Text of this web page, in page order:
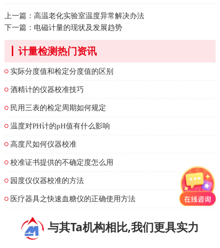
上一篇： 高温老化实验室温度异常解决办法
下一篇： 电磁计量的现状及发展趋势
计量检测热门资讯
实际分度值和检定分度值的区别
酒精计的仪器校准技巧
民用三表的检定周期如何规定
温度对PH计的pH值有什么影响
高度尺如何仪器校准
校准证书提供的不确定度怎么用
园度仪仪器校准的方法
医疗器具之快速血糖仪的正确使用方法
与其Ta机构相比,我们更具实力